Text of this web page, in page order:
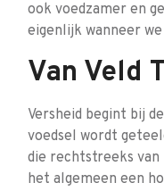
ook voedzamer en
eigenlijk wanneer we
Van Veld
Versheid begint bij
voedsel wordt
die rechtstreeks
het algemeen een